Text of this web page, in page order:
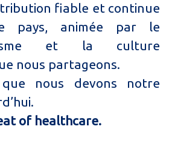
fiable et continue
pays, animée par le
et la culture
nous partageons.
nous devons notre
of healthcare.